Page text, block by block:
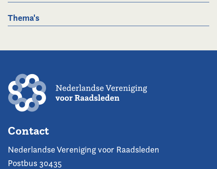
Thema's
Contact
Nederlandse Vereniging voor Raadsleden
Postbus 30435